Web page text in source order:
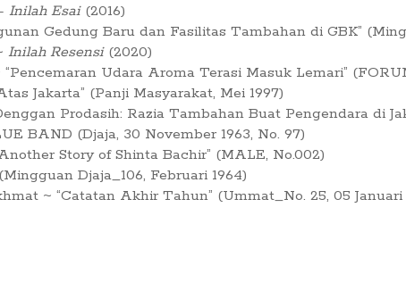
Inilah Esai(2016)
Gedung Baru dan Fasilitas Tambahan di GBK”
Inilah Resensi(2020)
Udara Aroma Terasi Masuk Lemari”
Jakarta” (Panji Masyarakat, Mei 1997)
Prodasih: Razia Tambahan Buat Pengendara di
BAND (Djaja, 30 November 1963, No. 97)
Story of Shinta Bachir” (MALE, No.002)
Djaja_106, Februari 1964)
~ “Catatan Akhir Tahun” (Ummat_No. 25, 05 Januari